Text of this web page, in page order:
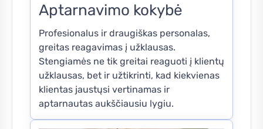
Aptarnavimo kokybė
Profesionalus ir draugiškas personalas,
greitas reagavimas į užklausas.
Stengiamės ne tik greitai reaguoti į klientų
užklausas, bet ir užtikrinti, kad kiekvienas
klientas jaustųsi vertinamas ir
aptarnautas aukščiausiu lygiu.